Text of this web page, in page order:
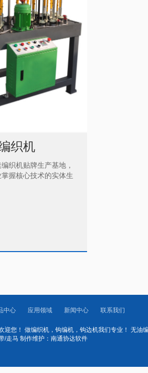
织机
织机贴牌生产基地，
握核心技术的实体生
中心 应用领域 新闻中心 联系我们
迎您！ 做编织机，钩编机，钩边机我们专业！ 无油
/走马 制作维护：南通协达软件